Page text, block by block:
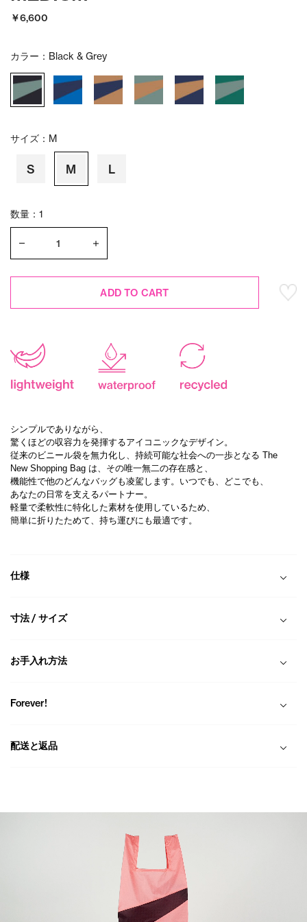
￥6,600
カラー： Black & Grey
サイズ： M
S M L
数量：1
ADD TO CART
シンプルでありながら、
驚くほどの収容力を発揮するアイコニックなデザイン。
従来のビニール袋を無力化し、持続可能な社会への一歩となる The
New Shopping Bag は、その唯一無二の存在感と、
機能性で他のどんなバッグも凌駕します。いつでも、どこでも、
あなたの日常を支えるパートナー。
軽量で柔軟性に特化した素材を使用しているため、
簡単に折りたためて、持ち運びにも最適です。
仕様
寸法 / サイズ
お手入れ方法
Forever!
配送と返品